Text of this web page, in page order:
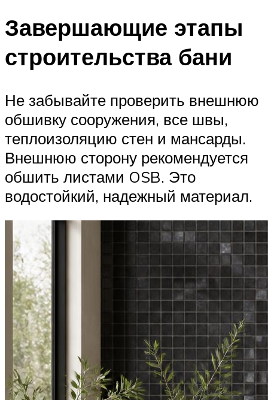
Завершающие этапы
строительства бани
Не забывайте проверить внешнюю
обшивку сооружения, все швы,
теплоизоляцию стен и мансарды.
Внешнюю сторону рекомендуется
обшить листами OSB. Это
водостойкий, надежный материал.